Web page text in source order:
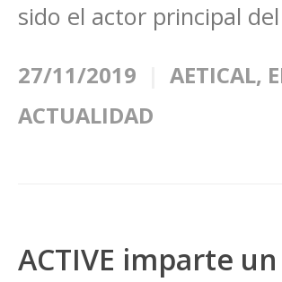
sido el actor principal
27/11/2019 AETICAL,
ACTUALIDAD
ACTIVE imparte